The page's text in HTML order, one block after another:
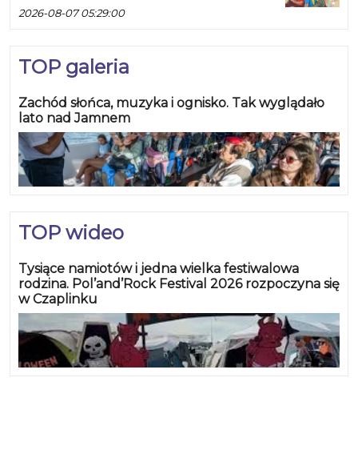
2026-08-07 05:29:00
TOP galeria
Zachód słońca, muzyka i ognisko. Tak wyglądało
lato nad Jamnem
TOP wideo
Tysiące namiotów i jedna wielka festiwalowa
rodzina. Pol’and’Rock Festival 2026 rozpoczyna się
w Czaplinku